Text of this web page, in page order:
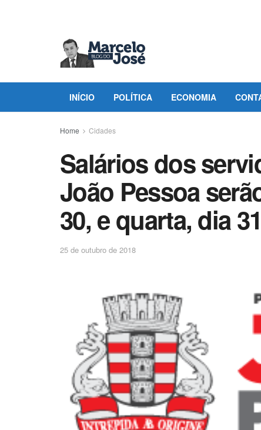
INÍCIO POLÍTICA ECONOMIA
Home Cidades
Salários dos
João Pessoa
30, e quarta, dia 31
25 de outubro de 2018